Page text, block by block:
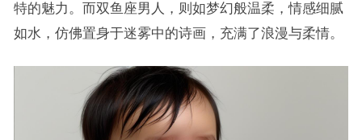
特的魅力。而双鱼座男人，则如梦幻般温柔，情感细腻
如水，仿佛置身于迷雾中的诗画，充满了浪漫与柔情。